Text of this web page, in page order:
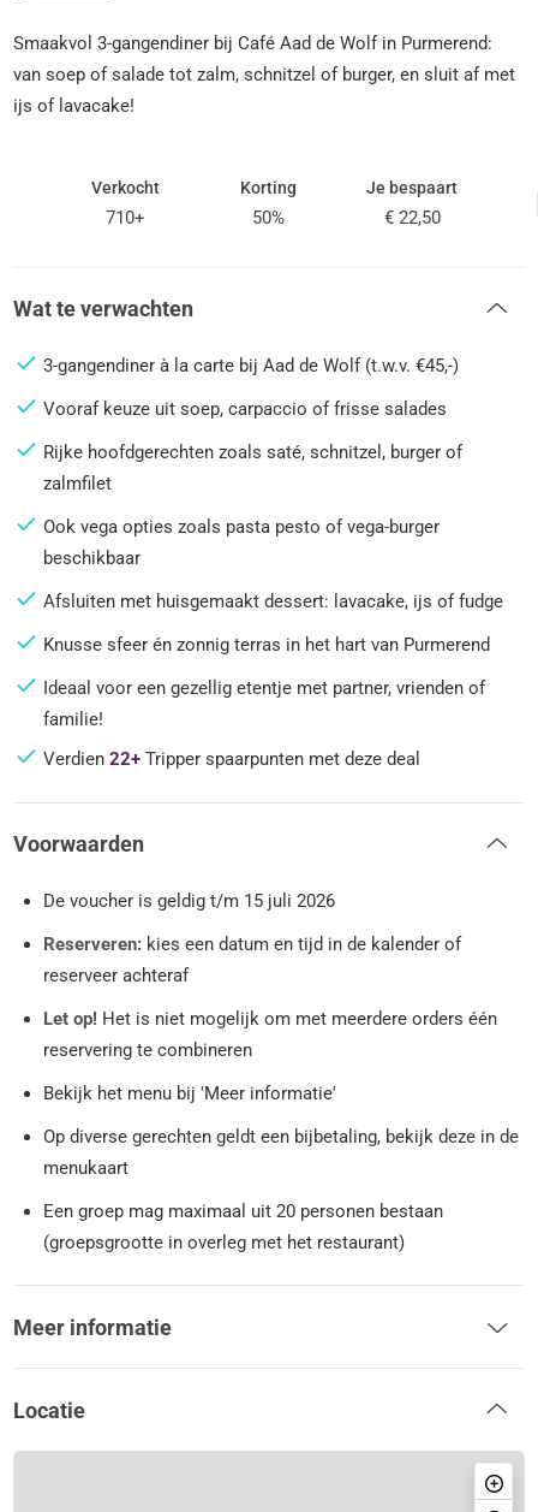
Smaakvol 3-gangendiner bij Café Aad de Wolf in Purmerend:
van soep of salade tot zalm, schnitzel of burger, en sluit af met
ijs of lavacake!
Verkocht
710+
Korting
50%
Je bespaart
€ 22,50
Wat te verwachten
3-gangendiner à la carte bij Aad de Wolf (t.w.v. €45,-)
Vooraf keuze uit soep, carpaccio of frisse salades
Rijke hoofdgerechten zoals saté, schnitzel, burger of
zalmfilet
Ook vega opties zoals pasta pesto of vega-burger
beschikbaar
Afsluiten met huisgemaakt dessert: lavacake, ijs of fudge
Knusse sfeer én zonnig terras in het hart van Purmerend
Ideaal voor een gezellig etentje met partner, vrienden of
familie!
Verdien22+ Tripper spaarpunten met deze deal
Voorwaarden
De voucher is geldig t/m 15 juli 2026
Reserveren: kies een datum en tijd in de kalender of
reserveer achteraf
Let op! Het is niet mogelijk om met meerdere orders één
reservering te combineren
Bekijk het menu bij 'Meer informatie'
Op diverse gerechten geldt een bijbetaling, bekijk deze in de
menukaart
Een groep mag maximaal uit 20 personen bestaan
(groepsgrootte in overleg met het restaurant)
Meer informatie
Locatie